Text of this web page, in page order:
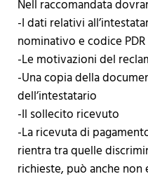
Nell raccomandata
-I dati relativi
nominativo e codice PDR
-Le motivazioni del
-Una copia della
dell’intestatario
-Il sollecito ricevuto
-La ricevuta di
rientra tra quelle
richieste, può anche non